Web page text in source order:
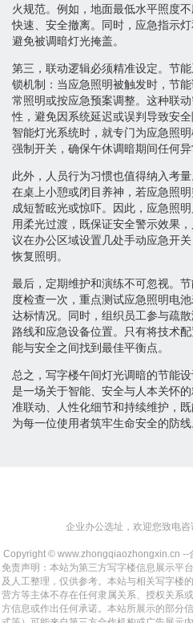
火规范。例如，地面最低水平照度
快速、安全撤离。同时，应急指示
避免被调暗灯光掩盖。
第三，联动逻辑必须精准设定。节
锁机制：当应急照明被触发时，节
常照明或按应急预案调整。这种联
性，避免因系统延迟或误判导致安
智能灯光系统时，就专门为应急照
强制开关，确保午休调暗期间任何异
此外，人员行为习惯也值得纳入考
在桌上小憩或闭目养神，若应急照
成短暂眩光或惊吓。因此，应急照
用柔光过渡，既保证安全警示效果
议在办公区域设置几处手动应急开
恢复照明。
最后，定期维护和演练不可忽视。
度检查一次，重点测试应急照明电
达标情况。同时，组织员工参与疏
路线和应急设备位置。只有将技术
能与安全之间找到最佳平衡点。
总之，写字楼午间灯光调暗的节能
是一场关于智能、安全与人本关怀
准联动、人性化细节和持续维护，
为每一位使用者筑牢生命安全的防线
企业办公选址，欢迎您致电咨
Copyright © www.zhongqiaozhongxin.cn --
免责声明：本站为第三方写字楼信息展示平
及人工整理，仅供参考。本站与相关写字楼
营方等主体不存在任何隶属关系、授权关系
方信息或作出任何承诺。本站所展示的部分